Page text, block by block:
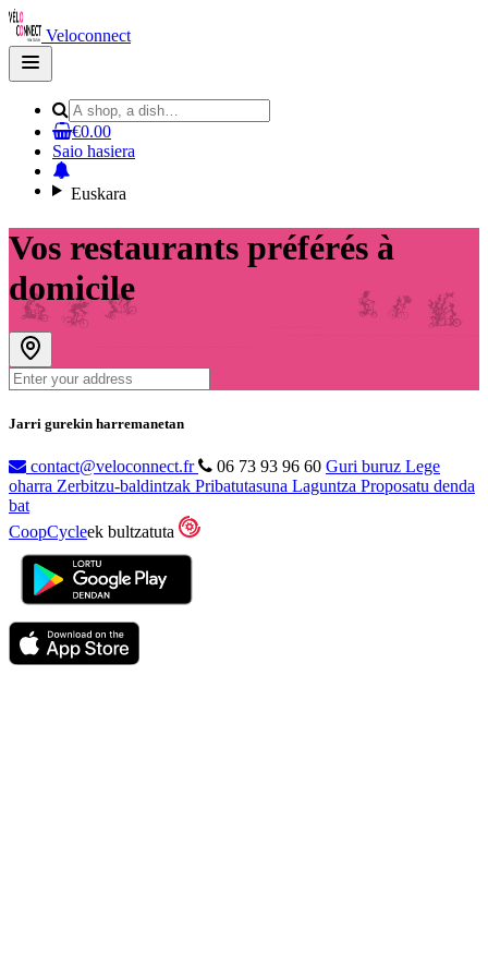
Veloconnect
Open
main
€0.00
Saio hasiera
Euskara
Vos restaurants préférés à
domicile
Jarri gurekin harremanetan
contact@veloconnect.fr 06 73 93 96 60 Guri buruz Lege
oharra Zerbitzu-baldintzak Pribatutasuna Laguntza Proposatu denda
bat
CoopCycleek bultzatuta